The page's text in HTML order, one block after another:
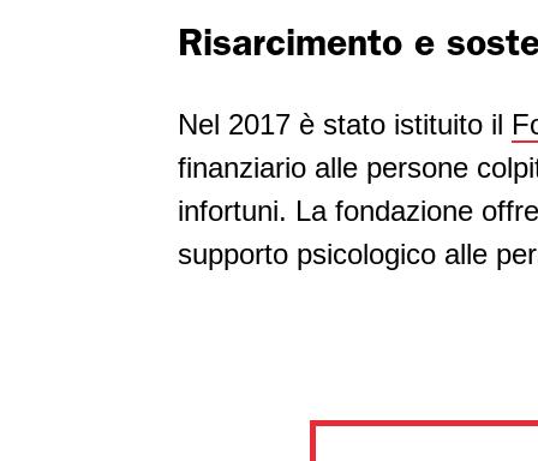
Risarcimento e
Nel 2017 è stato istituito il
finanziario alle persone
infortuni. La fondazione
supporto psicologico alle